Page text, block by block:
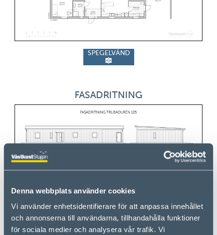
Denna webbplats använder cookies
Vi använder enhetsidentifierare för att anpassa innehållet
och annonserna till användarna, tillhandahålla funktioner
för sociala medier och analysera vår trafik. Vi
SPEGELVÄND
FASADRITNING
SPEGELVÄND